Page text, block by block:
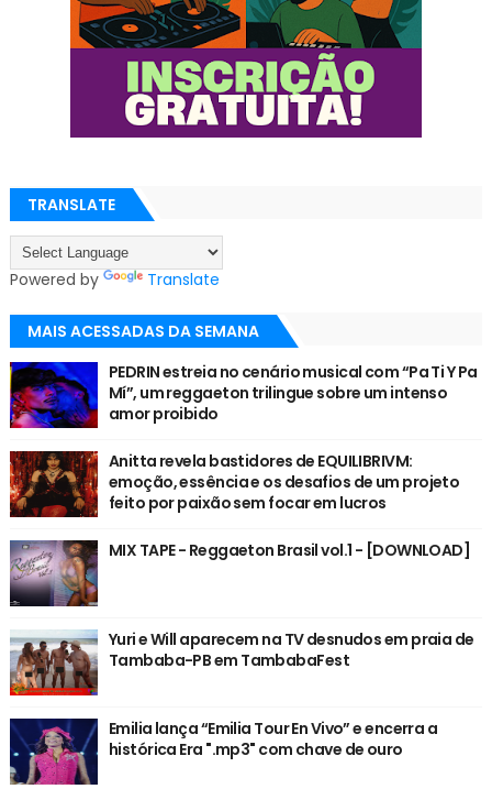
TRANSLATE
Powered by Translate
MAIS ACESSADAS DA SEMANA
PEDRIN estreia no cenário musical com “Pa Ti Y Pa
Mí”, um reggaeton trilingue sobre um intenso
amor proibido
Anitta revela bastidores de EQUILIBRIVM:
emoção, essência e os desafios de um projeto
feito por paixão sem focar em lucros
MIX TAPE - Reggaeton Brasil vol.1 - [DOWNLOAD]
Yuri e Will aparecem na TV desnudos em praia de
Tambaba-PB em TambabaFest
Emilia lança “Emilia Tour En Vivo” e encerra a
histórica Era ".mp3" com chave de ouro